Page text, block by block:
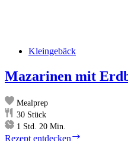
Kleingebäck
Mazarinen mit
Mealprep
30 Stück
1 Stunde
Std. 20Minuten
Min.
Rezept entdecken